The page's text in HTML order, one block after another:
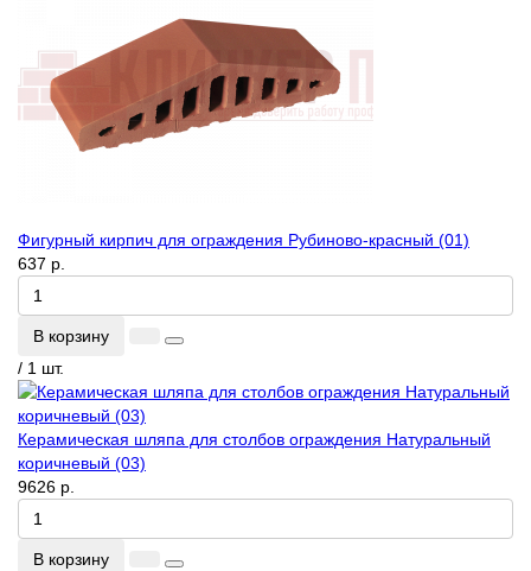
Фигурный кирпич для ограждения Рубиново-красный (01)
637 р.
В корзину
/ 1 шт.
Керамическая шляпа для столбов ограждения Натуральный
коричневый (03)
9626 р.
В корзину